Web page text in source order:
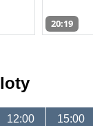
20:19
12:00 15:00